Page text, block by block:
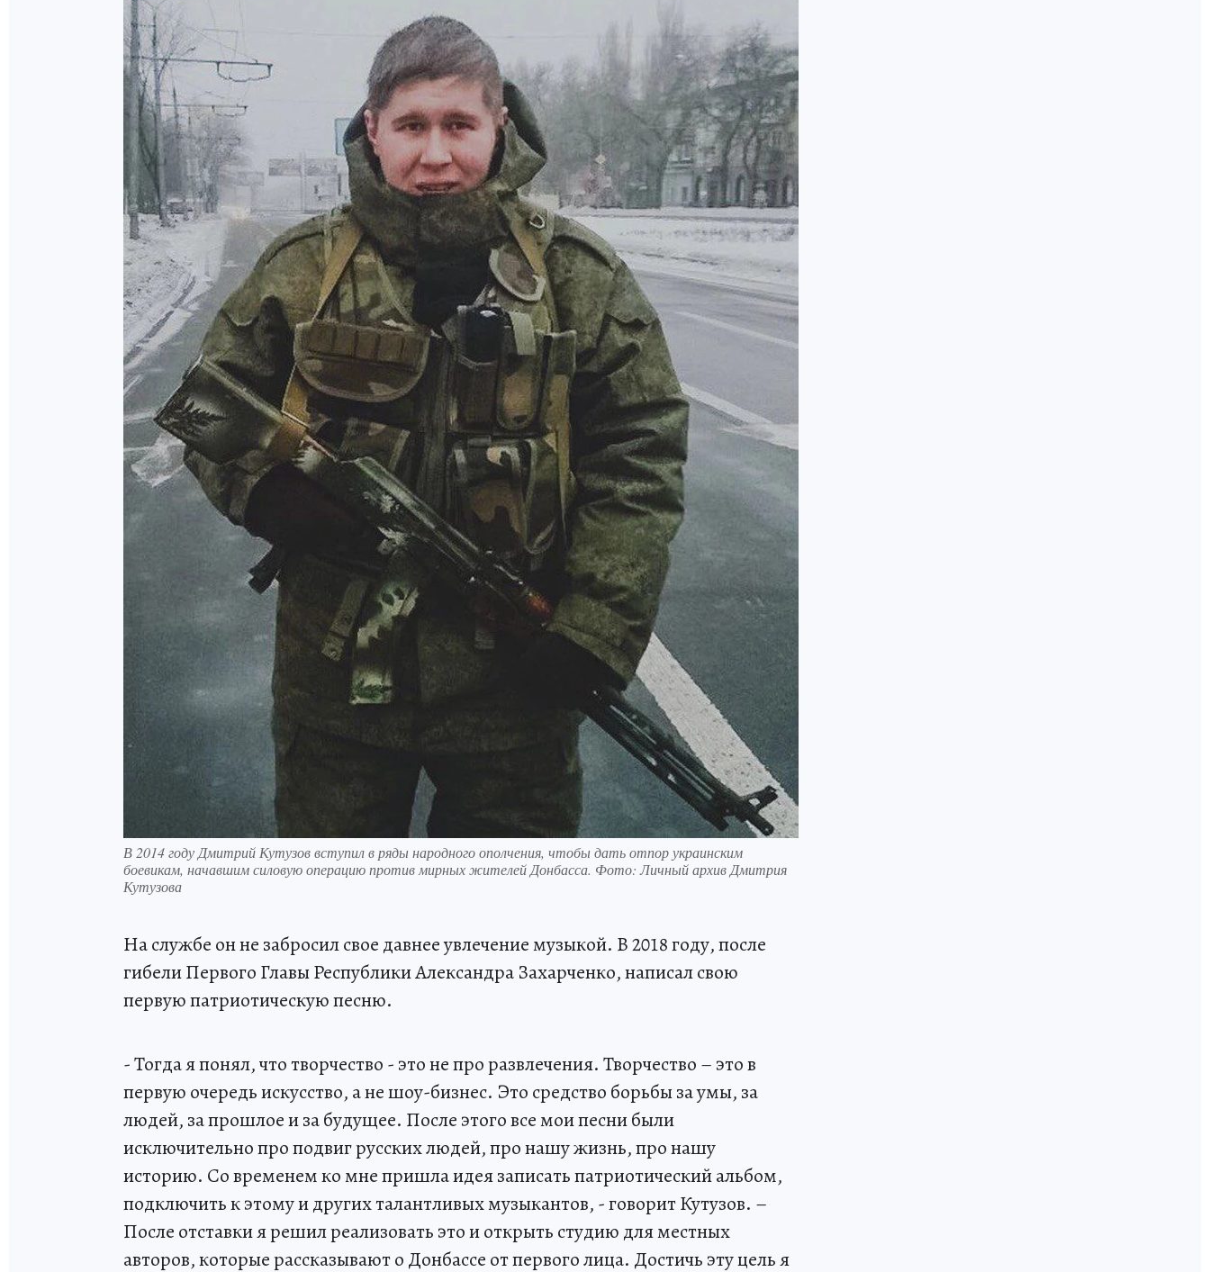
В 2014 году Дмитрий Кутузов вступил в ряды народного ополчения, чтобы дать отпор украинским
боевикам, начавшим силовую операцию против мирных жителей Донбасса. Фото: Личный архив Дмитрия
Кутузова
На службе он не забросил свое давнее увлечение музыкой. В 2018 году, после
гибели Первого Главы Республики Александра Захарченко, написал свою
первую патриотическую песню.
- Тогда я понял, что творчество - это не про развлечения. Творчество – это в
первую очередь искусство, а не шоу-бизнес. Это средство борьбы за умы, за
людей, за прошлое и за будущее. После этого все мои песни были
исключительно про подвиг русских людей, про нашу жизнь, про нашу
историю. Со временем ко мне пришла идея записать патриотический альбом,
подключить к этому и других талантливых музыкантов, - говорит Кутузов. –
После отставки я решил реализовать это и открыть студию для местных
авторов, которые рассказывают о Донбассе от первого лица. Достичь эту цель я